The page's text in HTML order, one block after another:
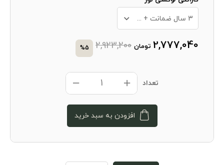
3 سال ضمانت + 10 سال خدمات پس از فروش
2,777,040 تومان 2,923,200
%5
تعداد
افزودن به سبد خرید